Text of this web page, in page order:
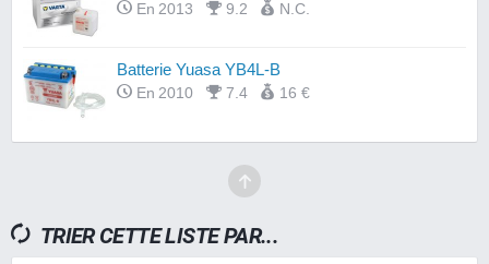
En 2013 9.2 N.C.
Batterie Yuasa YB4L-B
En 2010 7.4 16 €
TRIER CETTE LISTE PAR...